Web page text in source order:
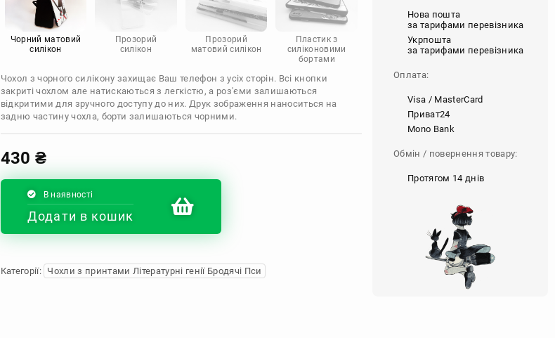
OnePlus
Google
Doogee
Motorola
Чорний матовий
силікон
Прозорий
силікон
Прозорий
матовий силікон
Пластик з
силіконовими
бортами
Чохол з чорного силікону захищає Ваш телефон з усіх сторін. Всі кнопки
закриті чохлом але натискаються з легкістю, а роз'єми залишаються
відкритими для зручного доступу до них. Друк зображення наноситься на
задню частину чохла, борти залишаються чорними.
430 ₴
В наявності
Додати в кошик
Категорії: Чохли з принтами Літературні генії Бродячі Пси
Нова пошта
за тарифами перевізника
Укрпошта
за тарифами перевізника
Оплата:
Visa / MasterCard
Приват24
Mono Bank
Обмін / повернення товару:
Протягом 14 днів